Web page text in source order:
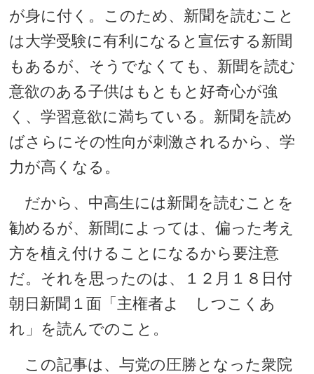
が身に付く。このため、新聞を読むこと
は大学受験に有利になると宣伝する新聞
もあるが、そうでなくても、新聞を読む
意欲のある子供はもともと好奇心が強
く、学習意欲に満ちている。新聞を読め
ばさらにその性向が刺激されるから、学
力が高くなる。
だから、中高生には新聞を読むことを
勧めるが、新聞によっては、偏った考え
方を植え付けることになるから要注意
だ。それを思ったのは、１２月１８日付
朝日新聞１面「主権者よ しつこくあ
れ」を読んでのこと。
この記事は、与党の圧勝となった衆院